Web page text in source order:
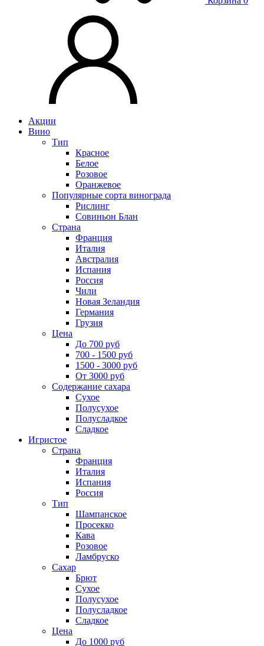
Акции
Вино
Тип
Красное
Белое
Розовое
Оранжевое
Популярные сорта винограда
Рислинг
Совиньон Блан
Страна
Франция
Италия
Австралия
Испания
Россия
Чили
Новая Зеландия
Германия
Грузия
Цена
До 700 руб
700 - 1500 руб
1500 - 3000 руб
От 3000 руб
Содержание сахара
Сухое
Полусухое
Полусладкое
Сладкое
Игристое
Страна
Франция
Италия
Испания
Россия
Тип
Шампанское
Просекко
Кава
Розовое
Ламбруско
Сахар
Брют
Сухое
Полусухое
Полусладкое
Сладкое
Цена
До 1000 руб